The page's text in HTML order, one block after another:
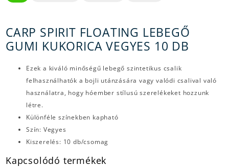
CARP SPIRIT FLOATING LEBEGŐ
GUMI KUKORICA VEGYES 10 DB
Ezek a kiváló minőségű lebegő szintetikus csalik
felhasználhatók a bojli utánzására vagy valódi csalival való
használatra, hogy hóember stílusú szerelékeket hozzunk
létre.
Különféle színekben kapható
Szín: Vegyes
Kiszerelés: 10 db/csomag
Kapcsolódó termékek